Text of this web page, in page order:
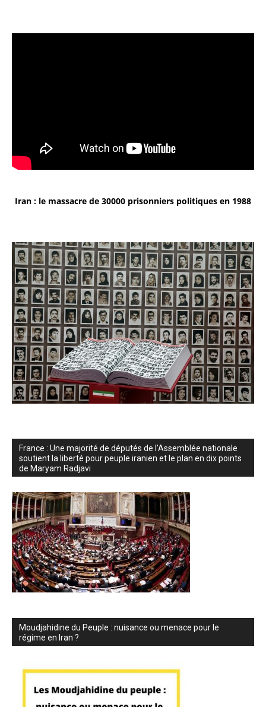
Iran : le massacre de 30000 prisonniers politiques en 1988
France : Une majorité de députés de l’Assemblée nationale
soutient la liberté pour peuple iranien et le plan en dix points
de Maryam Radjavi
Moudjahidine du Peuple : nuisance ou menace pour le
régime en Iran ?